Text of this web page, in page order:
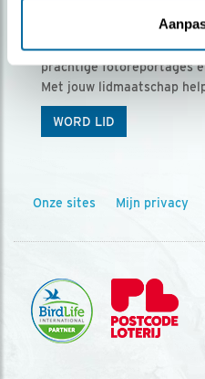
Ontvang 5 x Vogels
Vogels is het tijdschrift
prachtige fotoreportages
Met jouw lidmaatschap
WORD LID
Onze sites Mijn privacy